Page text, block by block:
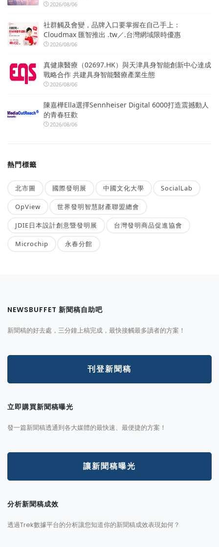
2026/08/06
社群觸及會變，品牌入口要掌握在自己手上：
Cloudmax 匯智推出 .tw／.台灣網域限時優惠
2026/08/06
真健康醫療（02697.HK）與天津具身智能創新中心達成
戰略合作 共建具身智能醫療產業生態
2026/08/06
陳嘉樺Ella選擇Sennheiser Digital 6000打造震撼動人
的青春狂歡
2026/08/06
熱門標籤
北市圖 國際發明展 中國文化大學 SocialLab
OpView 世界發明智慧財產聯盟總會
JDIE日本設計創意暨發明展 台灣發明商品促進協會
Microchip 永春分館
NEWSBUFFET 新聞稿自助吧
新聞稿的好去處，三分鐘上稿完成，最快接觸最多讀者的方案！
刊登新聞稿
立即購買新聞稿曝光
發一篇新聞稿透通到各大媒體的最快速、最便捷的方案！
讓新聞稿曝光
分析新聞稿成效
透過Trek數據平台的分析讓您知道你的新聞稿成效表現如何？